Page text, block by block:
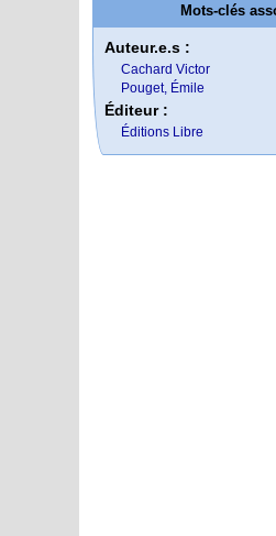
Mots-clés
Auteur.e.s :
Cachard Victor
Pouget, Émile
Éditeur :
Éditions Libre